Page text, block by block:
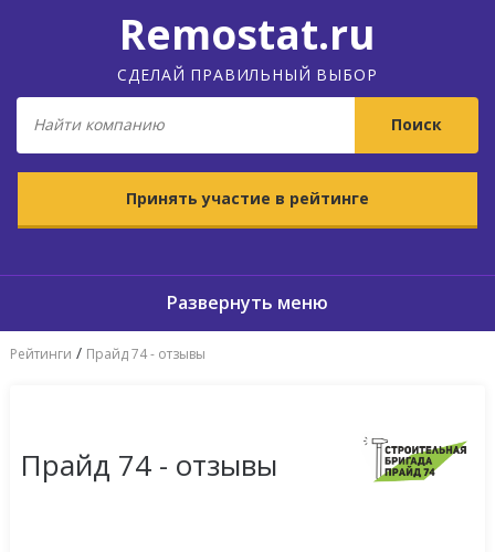
Remostat.ru
СДЕЛАЙ ПРАВИЛЬНЫЙ ВЫБОР
Принять участие в рейтинге
Рейтинги / Прайд 74 - отзывы
Прайд 74 - отзывы